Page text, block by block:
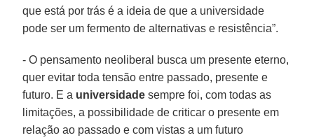
que está por trás é a ideia de que a universidade
pode ser um fermento de alternativas e resistência”.
- O pensamento neoliberal busca um presente eterno,
quer evitar toda tensão entre passado, presente e
futuro. E a universidade sempre foi, com todas as
limitações, a possibilidade de criticar o presente em
relação ao passado e com vistas a um futuro